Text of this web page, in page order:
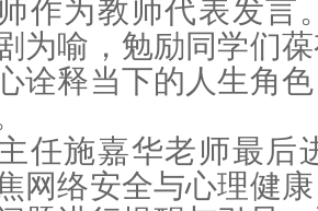
作为教师代表发言
为喻，勉励同学们
诠释当下的人生角
任施嘉华老师最后
网络安全与心理健